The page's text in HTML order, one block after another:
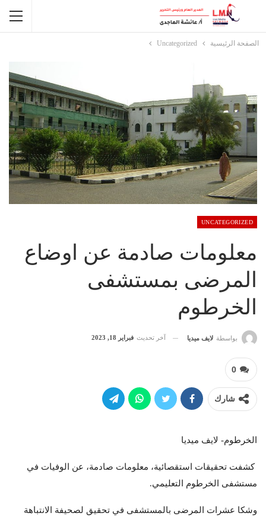
الصفحة الرئيسية Uncategorized
UNCATEGORIZED
معلومات صادمة عن اوضاع
المرضى بمستشفى
الخرطوم
بواسطة لايف ميديا آخر تحديث فبراير 18, 2023
0
شارك
الخرطوم- لايف ميديا
كشفت تحقيقات استقصائية، معلومات صادمة، عن الوفيات في
مستشفى الخرطوم التعليمي.
وشكا عشرات المرضى بالمستشفى في تحقيق لصحيفة الانتباهة